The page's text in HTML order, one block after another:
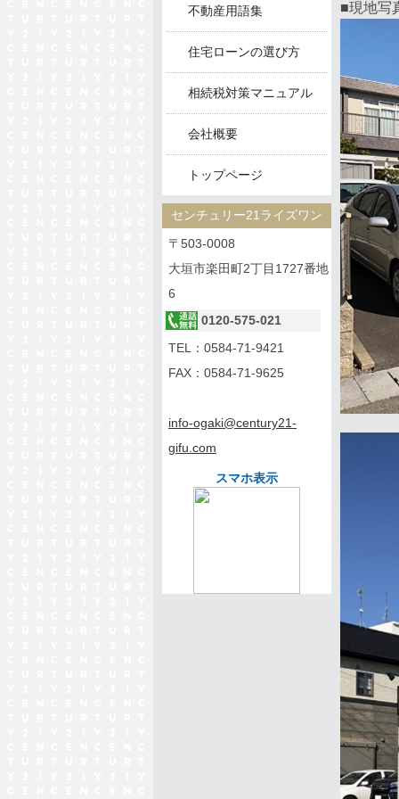
■現地写
不動産用語集
住宅ローンの選び方
相続税対策マニュアル
会社概要
トップページ
センチュリー21ライズワン
〒503-0008
大垣市楽田町2丁目1727番地
6
0120-575-021
TEL： 0584-71-9421
FAX：0584-71-9625
info-ogaki@century21-
gifu.com
スマホ表示